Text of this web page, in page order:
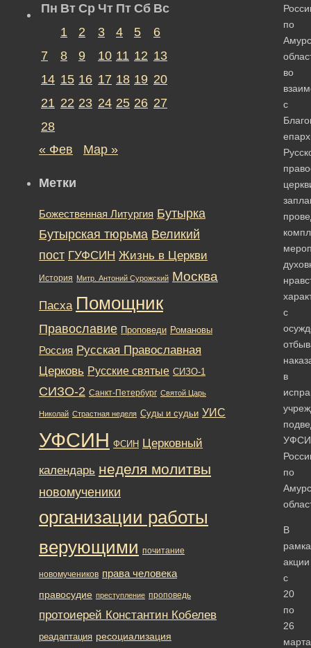
по
во
с
с
в
по
В
акции
с
20
по
26
марта
Пн Вт Ср Чт Пт Сб Вс
1
2 3 4 5
6
7
8 9 10 11 12 13
14 15 16 17 18 19 20
21 22 23 24 25 26 27
28
« Фев
Мар »
Метки
Божественная Литургия Бутырка
Бутырская тюрьма Великий
пост ГУФСИН Жизнь в Церкви
История Митр. Антоний Сурожский Москва
Пасха Помощник
Православие Проповеди Романовы
Россия Русская Православная
Церковь Русские святые СИЗО-1
СИЗО-2 Санкт-Петербург Святой Царь
Николай Страстная неделя Суды и судьи УИС
УФСИН ФСИН Церковный
календарь неделя молитвы
новомученики
организации работы
верующими почитание
новомучеников права человека
правосудие преступление проповедь
протоиерей Константин Кобелев
реадаптация ресоциализация